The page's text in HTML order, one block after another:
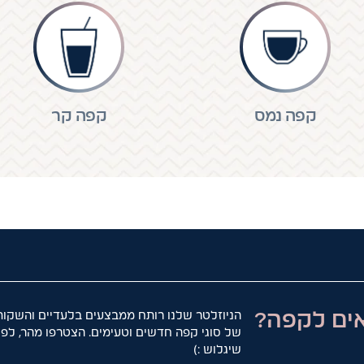
קפה נמס קפה קר
לקפה?
הניוזלטר שלנו רותח ממבצעים בלעדיים
של סוגי קפה חדשים וטעימים. הצטרפו מהר,
שיגלוש :)